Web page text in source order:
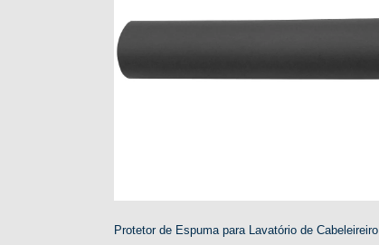
Protetor de Espuma para Lavatório de Cabeleireiro